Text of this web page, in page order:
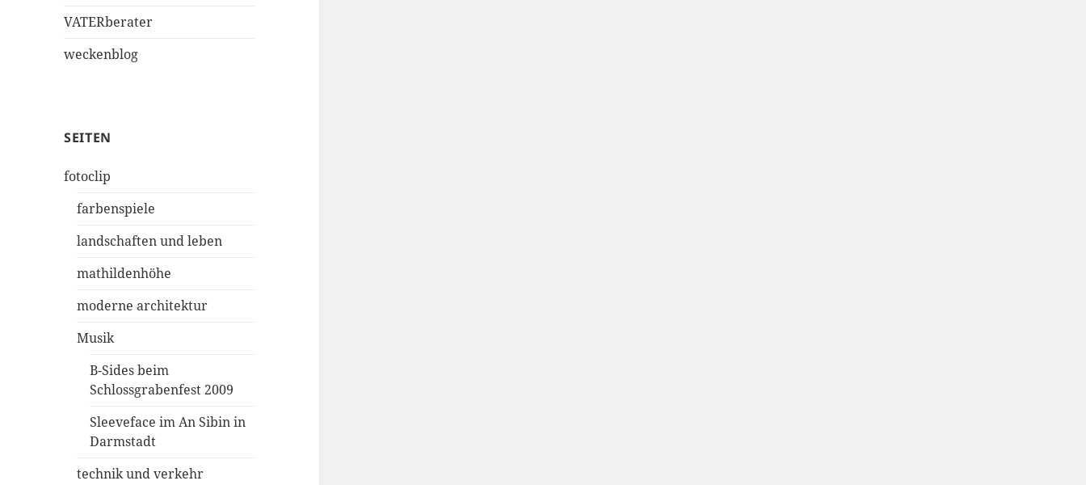
VATERberater
weckenblog
SEITEN
fotoclip
farbenspiele
landschaften und leben
mathildenhöhe
moderne architektur
Musik
B-Sides beim
Schlossgrabenfest 2009
Sleeveface im An Sibin in
Darmstadt
technik und verkehr